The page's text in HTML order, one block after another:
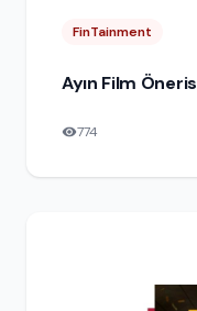
FinTainment
Ayın Film
774